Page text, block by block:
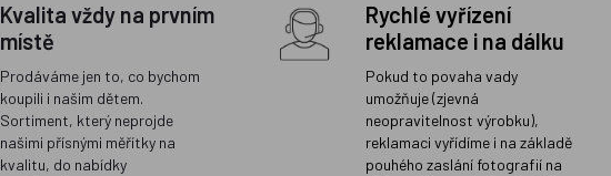
Kvalita vždy na prvním
místě
Prodáváme jen to, co bychom
koupili i našim dětem.
Sortiment, který neprojde
našimi přísnými měřítky na
kvalitu, do nabídky
Rychlé vyřízení
reklamace i na dálku
Pokud to povaha vady
umožňuje (zjevná
neopravitelnost výrobku),
reklamaci vyřídíme i na základě
pouhého zaslání fotografií na